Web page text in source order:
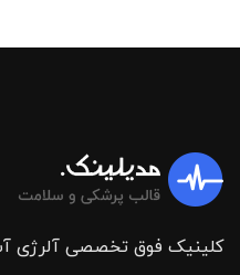
کلینیک فوق تخصصی آلرژی